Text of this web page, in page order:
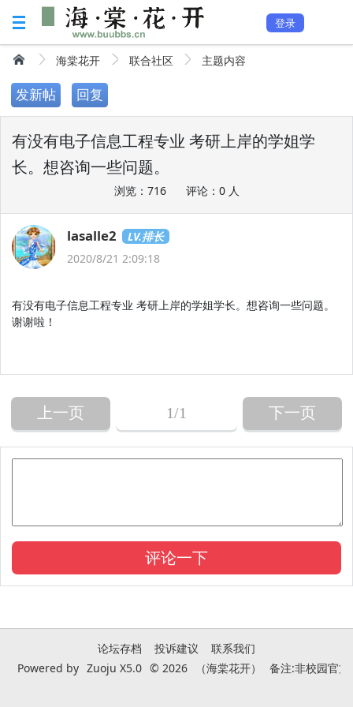
登录
海棠花开 联合社区 主题内容
发新帖 回复
有没有电子信息工程专业 考研上岸的学姐学
长。想咨询一些问题。
浏览：716 评论：0 人
lasalle2
LV.排长
2020/8/21 2:09:18
有没有电子信息工程专业 考研上岸的学姐学长。想咨询一些问题。
谢谢啦！
上一页 1/1 下一页
论坛存档 投诉建议
联系我们
Powered by Zuoju X5.0 © 2026 （海棠花开） 备注:非校园官方